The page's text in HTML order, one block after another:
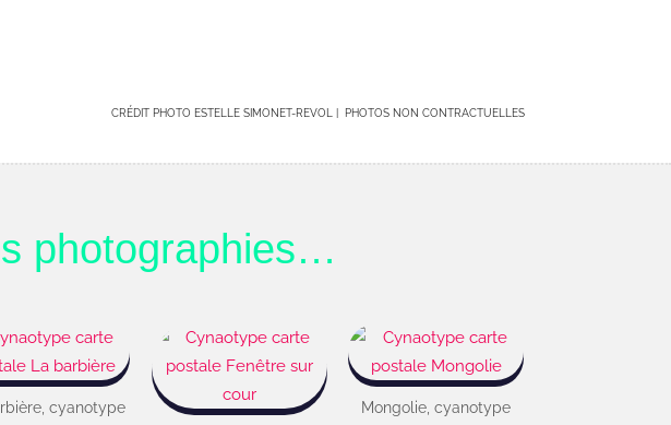
CRÉDIT PHOTO ESTELLE SIMONET-REVOL | PHOTOS NON CONTRACTUELLES
photographies…
cyanotype Mongolie, cyanotype